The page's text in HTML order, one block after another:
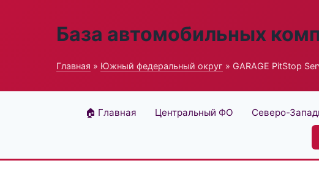
База автомобильных
Главная » Южный федеральный округ » GARAGE PitStop
🏠 Главная Центральный ФО Северо-